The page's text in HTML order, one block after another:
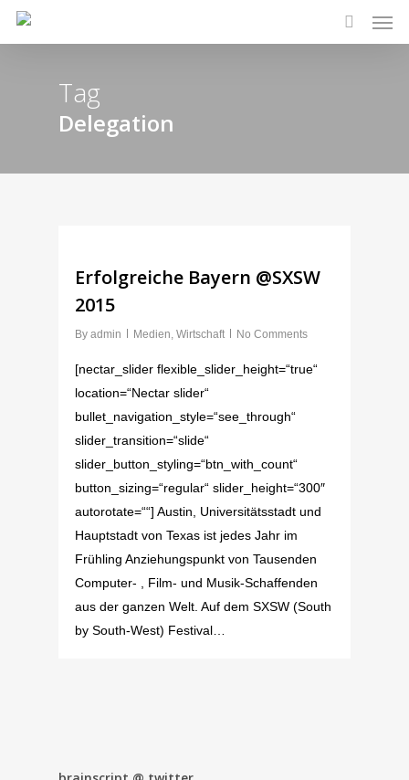
Skip
search
Tag
Delegation
Erfolgreiche Bayern @SXSW
2015
By admin Medien, Wirtschaft No Comments
[nectar_slider flexible_slider_height=“true“
location=“Nectar slider“
bullet_navigation_style=“see_through“
slider_transition=“slide“
slider_button_styling=“btn_with_count“
button_sizing=“regular“ slider_height=“300″
autorotate=““] Austin, Universitätsstadt und
Hauptstadt von Texas ist jedes Jahr im
Frühling Anziehungspunkt von Tausenden
Computer- , Film- und Musik-Schaffenden
aus der ganzen Welt. Auf dem SXSW (South
by South-West) Festival…